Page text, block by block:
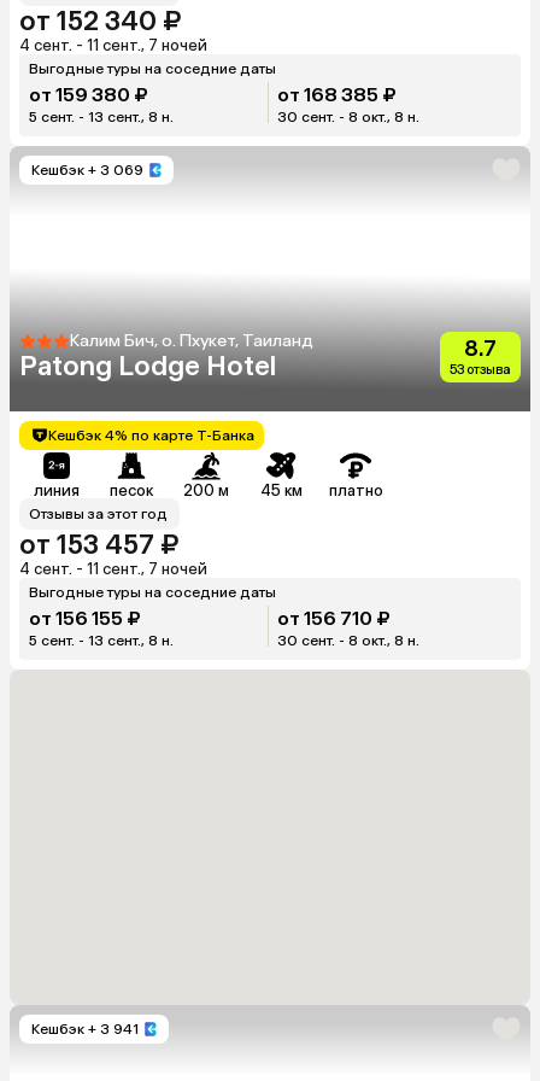
от 152 340 ₽
4 сент. - 11 сент., 7 ночей
Выгодные туры на соседние даты
от 159 380 ₽
5 сент. - 13 сент., 8 н.
от 168 385 ₽
30 сент. - 8 окт., 8 н.
Кешбэк + 3 069
Калим Бич, о. Пхукет, Таиланд
Patong Lodge Hotel
8.7
53 отзыва
Кешбэк 4% по карте Т-Банка
линия песок 200 м 45 км платно
Отзывы за этот год
от 153 457 ₽
4 сент. - 11 сент., 7 ночей
Выгодные туры на соседние даты
от 156 155 ₽
5 сент. - 13 сент., 8 н.
от 156 710 ₽
30 сент. - 8 окт., 8 н.
Кешбэк + 3 941